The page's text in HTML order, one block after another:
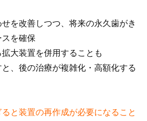
せを改善しつつ、将来の永久歯がき
を確保
拡大装置を併用することも
と、後の治療が複雑化・高額化する
と装置の再作成が必要になること